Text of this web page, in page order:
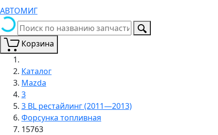
АВТОМИГ
Корзина
Каталог
Mazda
3
3 BL рестайлинг (2011—2013)
Форсунка топливная
15763